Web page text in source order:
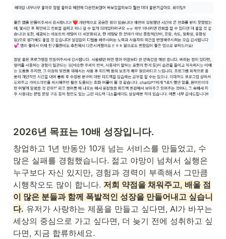
2026년 목표는 10배 성장입니다.
창업하고 1년 반동안 10개 넘는 서비스를 만들었고, 수
많은 실패를 경험했습니다. 젊고 야망이 넘쳐서 실행은
누구보다 자신 있지만, 경험과 경력이 부족해서 그만큼
시행착오도 많이 합니다. 저희 약점을 채워주고, 배울 점
이 많은 분들과 함께 폭발적인 성장을 만들어내고 싶습니
다. 유저가 사랑하는 제품을 만들고 싶다면, AI가 바꾸는
세상의 중심으로 가고 싶다면, 더 늦기 전에 성취하고 싶
다면, 지금 합류하세요.